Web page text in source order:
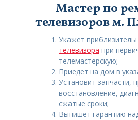
Мастер по
телевизоров м.
Укажет
телевизора при
телемастерскую;
Приедет на дом в
Установит запчасти,
восстановление,
сжатые сроки;
Выпишет гарантию